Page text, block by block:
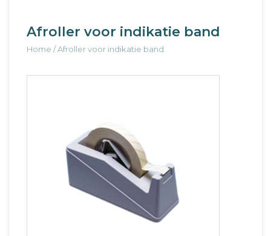
Afroller voor indikatie band
Home /Afroller voor indikatie band